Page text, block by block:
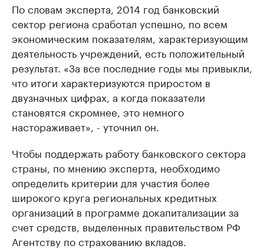
По словам эксперта, 2014 год банковский
сектор региона сработал успешно, по всем
экономическим показателям, характеризующим
деятельность учреждений, есть положительный
результат. «За все последние годы мы привыкли,
что итоги характеризуются приростом в
двузначных цифрах, а когда показатели
становятся скромнее, это немного
настораживает», - уточнил он.
Чтобы поддержать работу банковского сектора
страны, по мнению эксперта, необходимо
определить критерии для участия более
широкого круга региональных кредитных
организаций в программе докапитализации за
счет средств, выделенных правительством РФ
Агентству по страхованию вкладов.